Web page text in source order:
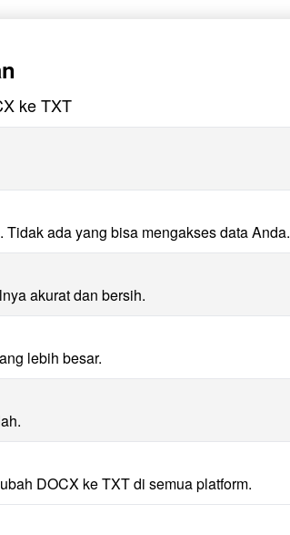
ke TXT
ada yang bisa mengakses data Anda.
akurat dan bersih.
lebih besar.
DOCX ke TXT di semua platform.